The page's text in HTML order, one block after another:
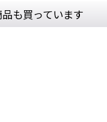
も買っています